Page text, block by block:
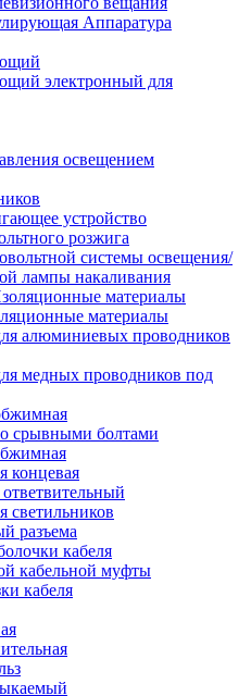
Аппаратура
электронный для
освещением
устройство
розжига
системы освещения/
лампы накаливания
материалы
алюминиевых проводников
медных проводников под
срывными болтами
концевая
светильников
разъема
кабеля
кабельной муфты
кабеля